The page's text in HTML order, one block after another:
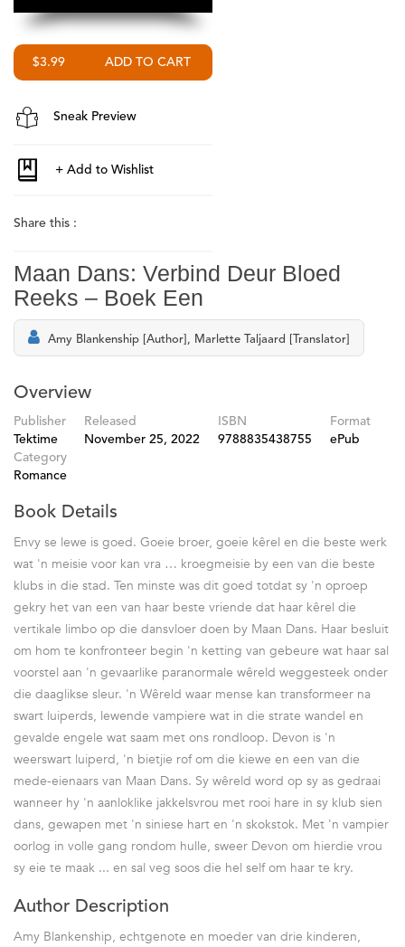
$3.99
Sneak Preview
Share this :
Maan Dans: Verbind Deur Bloed
Reeks – Boek Een
Amy Blankenship [Author], Marlette Taljaard [Translator]
Overview
Publisher
Tektime
Released
November 25, 2022
ISBN
9788835438755
Format
ePub
Category
Romance
Book Details
Envy se lewe is goed. Goeie broer, goeie kêrel en die beste werk
wat 'n meisie voor kan vra … kroegmeisie by een van die beste
klubs in die stad. Ten minste was dit goed totdat sy 'n oproep
gekry het van een van haar beste vriende dat haar kêrel die
vertikale limbo op die dansvloer doen by Maan Dans. Haar besluit
om hom te konfronteer begin 'n ketting van gebeure wat haar sal
voorstel aan 'n gevaarlike paranormale wêreld weggesteek onder
die daaglikse sleur. 'n Wêreld waar mense kan transformeer na
swart luiperds, lewende vampiere wat in die strate wandel en
gevalde engele wat saam met ons rondloop. Devon is 'n
weerswart luiperd, 'n bietjie rof om die kiewe en een van die
mede-eienaars van Maan Dans. Sy wêreld word op sy as gedraai
wanneer hy 'n aanloklike jakkelsvrou met rooi hare in sy klub sien
dans, gewapen met 'n siniese hart en 'n skokstok. Met 'n vampier
oorlog in volle gang rondom hulle, sweer Devon om hierdie vrou
sy eie te maak ... en sal veg soos die hel self om haar te kry.
Author Description
Amy Blankenship, echtgenote en moeder van drie kinderen,